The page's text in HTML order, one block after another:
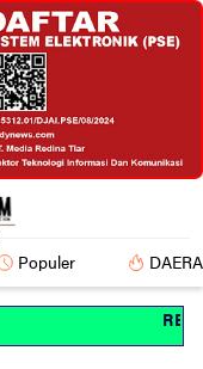
Populer